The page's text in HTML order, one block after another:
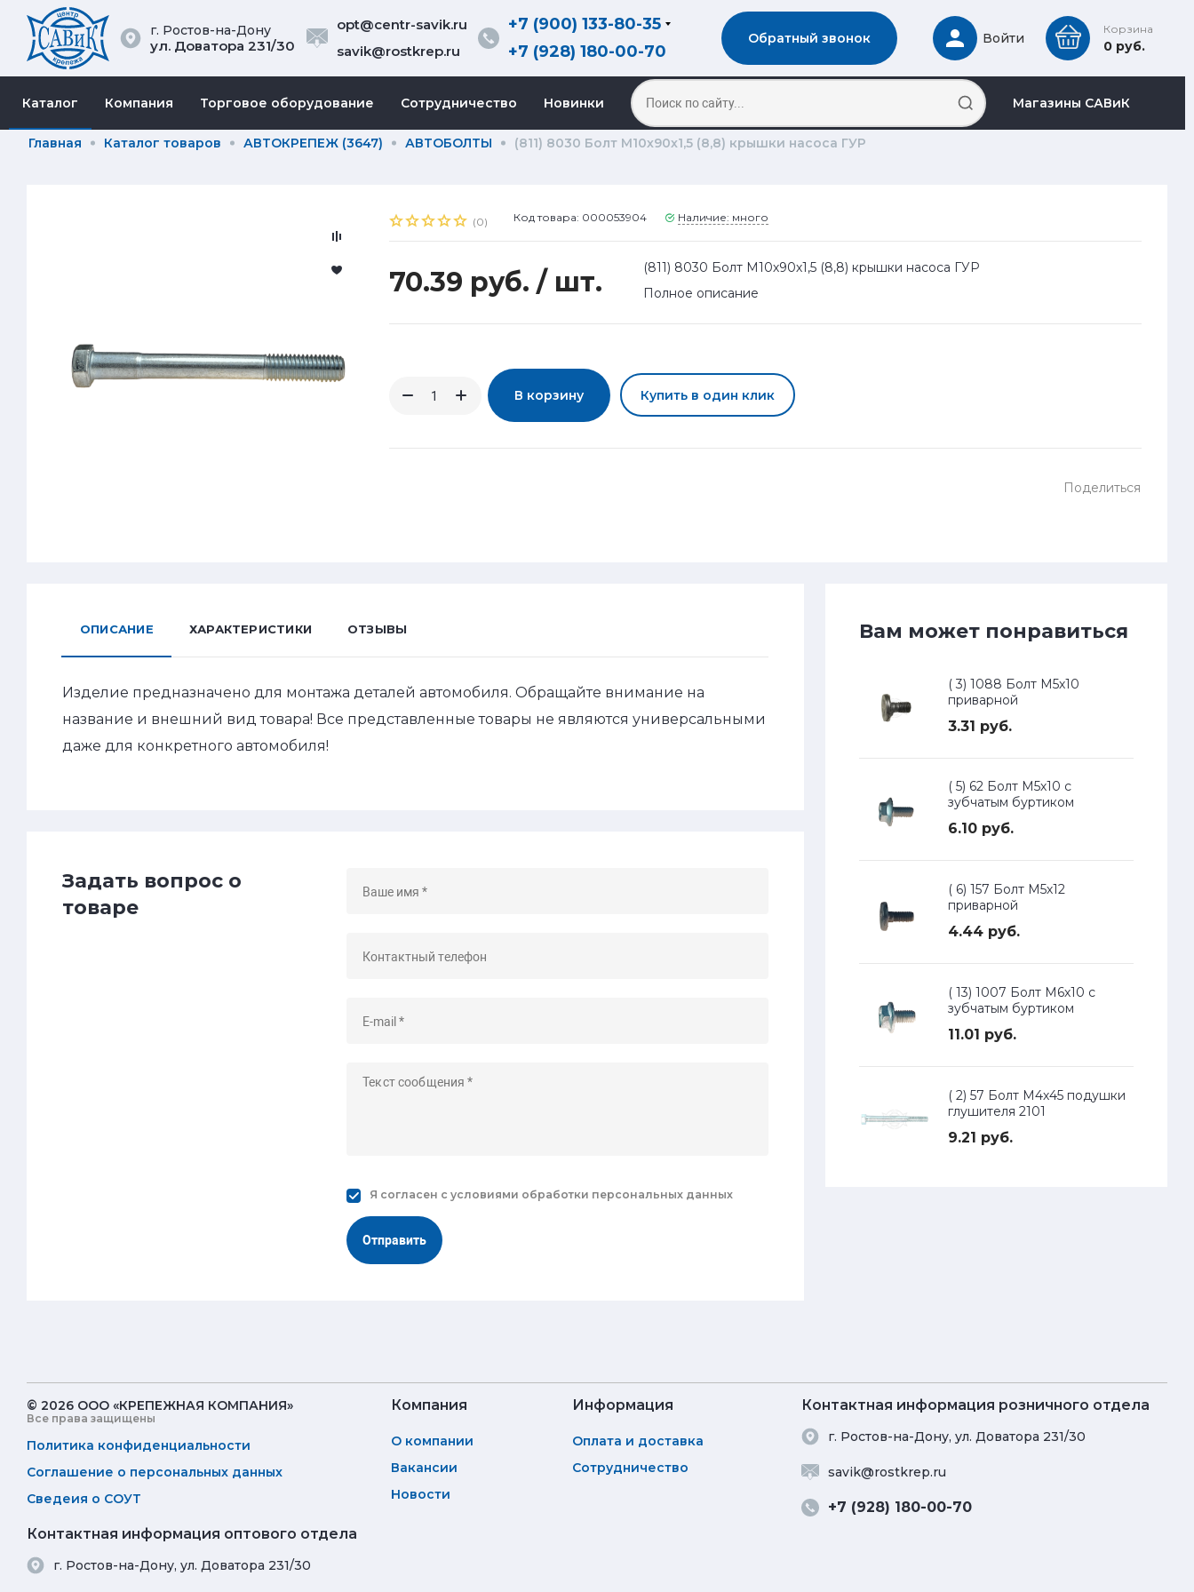
г. Ростов-на-Дону
ул. Доватора 231/30
opt@centr-savik.ru
savik@rostkrep.ru
+7 (900) 133-80-35
+7 (928) 180-00-70
Обратный звонок Войти
Корзина
0 руб.
Каталог Компания Торговое оборудование Сотрудничество Новинки Магазины САВиК
Главная Каталог товаров АВТОКРЕПЕЖ (3647) АВТОБОЛТЫ (811) 8030 Болт М10х90х1,5 (8,8) крышки насоса ГУР
(0) Код товара: 000053904 Наличие: много
70.39 руб. / шт.
(811) 8030 Болт М10х90х1,5 (8,8) крышки насоса ГУР
Полное описание
В корзину Купить в один клик
Поделиться
ОПИСАНИЕ ХАРАКТЕРИСТИКИ ОТЗЫВЫ
Изделие предназначено для монтажа деталей автомобиля. Обращайте внимание на
название и внешний вид товара! Все представленные товары не являются универсальными
даже для конкретного автомобиля!
Задать вопрос о
товаре
Я согласен сусловиями обработки персональных данных
Отправить
Вам может понравиться
( 3) 1088 Болт М5х10
приварной
3.31 руб.
( 5) 62 Болт М5х10 с
зубчатым буртиком
6.10 руб.
( 6) 157 Болт М5х12
приварной
4.44 руб.
( 13) 1007 Болт М6х10 с
зубчатым буртиком
11.01 руб.
( 2) 57 Болт М4х45 подушки
глушителя 2101
9.21 руб.
© 2026 ООО «КРЕПЕЖНАЯ КОМПАНИЯ»
Все права защищены
Политика конфиденциальности
Соглашение о персональных данных
Сведеия о СОУТ
Компания
О компании
Вакансии
Новости
Информация
Оплата и доставка
Сотрудничество
Контактная информация розничного отдела
г. Ростов-на-Дону, ул. Доватора 231/30
savik@rostkrep.ru
+7 (928) 180-00-70
Контактная информация оптового отдела
г. Ростов-на-Дону, ул. Доватора 231/30